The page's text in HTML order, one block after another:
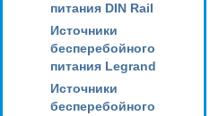
питания DIN Rail
Источники
бесперебойного
питания Legrand
Источники
бесперебойного